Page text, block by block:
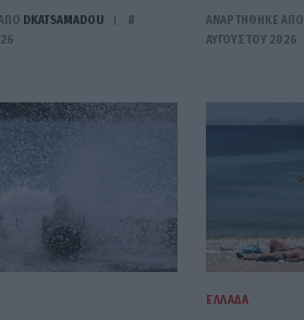
DKATSAMADOU
8
ΑΝΑΡΤΗΘΗΚΕ ΑΠΟ
ΑΥΓΟΎΣΤΟΥ 2026
ΕΛΛΆΔΑ